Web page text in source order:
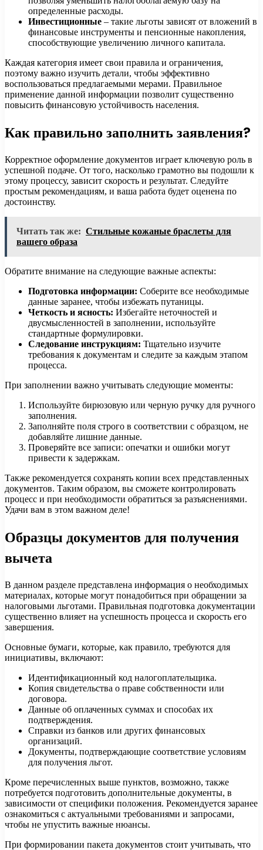
определенные расходы.
Инвестиционные – такие льготы зависят от вложений в
финансовые инструменты и пенсионные накопления,
способствующие увеличению личного капитала.
Каждая категория имеет свои правила и ограничения,
поэтому важно изучить детали, чтобы эффективно
воспользоваться предлагаемыми мерами. Правильное
применение данной информации позволит существенно
повысить финансовую устойчивость населения.
Как правильно заполнить заявления?
Корректное оформление документов играет ключевую роль в
успешной подаче. От того, насколько грамотно вы подошли к
этому процессу, зависит скорость и результат. Следуйте
простым рекомендациям, и ваша работа будет оценена по
достоинству.
Читать так же: Стильные кожаные браслеты для
вашего образа
Обратите внимание на следующие важные аспекты:
Подготовка информации: Соберите все необходимые
данные заранее, чтобы избежать путаницы.
Четкость и ясность: Избегайте неточностей и
двусмысленностей в заполнении, используйте
стандартные формулировки.
Следование инструкциям: Тщательно изучите
требования к документам и следите за каждым этапом
процесса.
При заполнении важно учитывать следующие моменты:
Используйте бирюзовую или черную ручку для ручного
заполнения.
Заполняйте поля строго в соответствии с образцом, не
добавляйте лишние данные.
Проверяйте все записи: опечатки и ошибки могут
привести к задержкам.
Также рекомендуется сохранять копии всех представленных
документов. Таким образом, вы сможете контролировать
процесс и при необходимости обратиться за разъяснениями.
Удачи вам в этом важном деле!
Образцы документов для получения
вычета
В данном разделе представлена информация о необходимых
материалах, которые могут понадобиться при обращении за
налоговыми льготами. Правильная подготовка документации
существенно влияет на успешность процесса и скорость его
завершения.
Основные бумаги, которые, как правило, требуются для
инициативы, включают:
Идентификационный код налогоплательщика.
Копия свидетельства о праве собственности или
договора.
Данные об оплаченных суммах и способах их
подтверждения.
Справки из банков или других финансовых
организаций.
Документы, подтверждающие соответствие условиям
для получения льгот.
Кроме перечисленных выше пунктов, возможно, также
потребуется подготовить дополнительные документы, в
зависимости от специфики положения. Рекомендуется заранее
ознакомиться с актуальными требованиями и запросами,
чтобы не упустить важные нюансы.
При формировании пакета документов стоит учитывать, что